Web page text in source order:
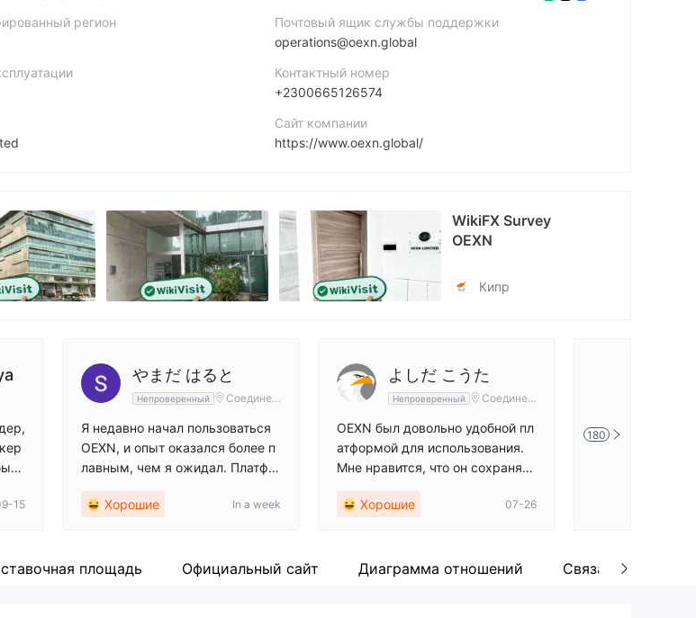
регион
компании
Почтовый ящик службы поддержки
operations@oexn.global
Контактный номер
+2300665126574
Сайт компании
https://www.oexn.global/
X
https://x.com/OexnOfficial
WikiFX Survey
OEXN
Кипр
15
やまだ はると
Непроверенный
Соединен
ы Америк
Я недавно начал пользоваться
OEXN, и опыт оказался более п
лавным, чем я ожидал. Платфо
понятной, без необходимости т
ыстро, и мне нравится, что вес
Хорошие In a week
よしだ こうた
Непроверенный
Соединен
ы Америк
OEXN был довольно удобной пл
атформой для использования.
Мне нравится, что он сохраняет
тления. Интерфейс чистый, и пр
ания. Время от времени возник
Хорошие 07-26
OEXN стал
м. Служба
180
площадь Официальный сайт Диаграмма отношений Связанные